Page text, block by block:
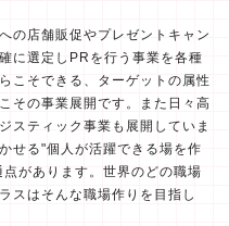
の店舗販促やプレゼントキャン
に選定しPRを行う事業を各種
こそできる、ターゲットの属性
その事業展開です。また日々高
スティック事業も展開していま
せる"個人が活躍できる場を作
があります。世界のどの職場
スはそんな職場作りを目指し